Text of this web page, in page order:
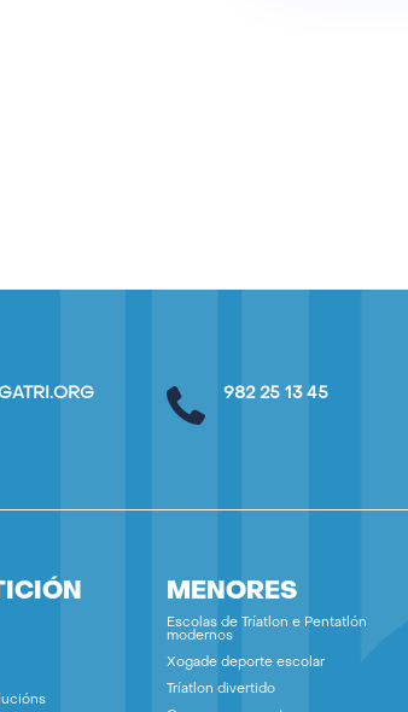
982 25 13 45
MENORES
Escolas de Tríatlon e Pentatlón
modernos
Xogade deporte escolar
Tríatlon divertido